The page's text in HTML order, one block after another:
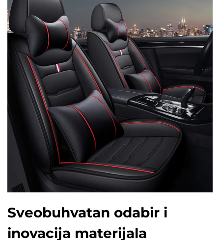
Sveobuhvatan odabir i
inovacija materijala